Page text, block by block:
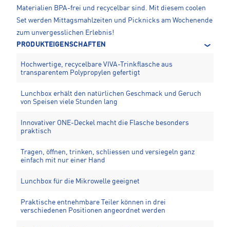
Materialien BPA-frei und recycelbar sind. Mit diesem coolen
Set werden Mittagsmahlzeiten und Picknicks am Wochenende
zum unvergesslichen Erlebnis!
PRODUKTEIGENSCHAFTEN
Hochwertige, recycelbare VIVA-Trinkflasche aus
transparentem Polypropylen gefertigt
Lunchbox erhält den natürlichen Geschmack und Geruch
von Speisen viele Stunden lang
Innovativer ONE-Deckel macht die Flasche besonders
praktisch
Tragen, öffnen, trinken, schliessen und versiegeln ganz
einfach mit nur einer Hand
Lunchbox für die Mikrowelle geeignet
Praktische entnehmbare Teiler können in drei
verschiedenen Positionen angeordnet werden